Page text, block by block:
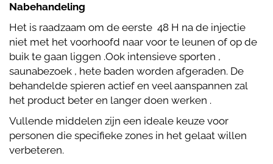
Nabehandeling
Het is raadzaam om de eerste 48 H na de injectie
niet met het voorhoofd naar voor te leunen of op de
buik te gaan liggen .Ook intensieve sporten ,
saunabezoek , hete baden worden afgeraden. De
behandelde spieren actief en veel aanspannen zal
het product beter en langer doen werken .
Vullende middelen zijn een ideale keuze voor
personen die specifieke zones in het gelaat willen
verbeteren.